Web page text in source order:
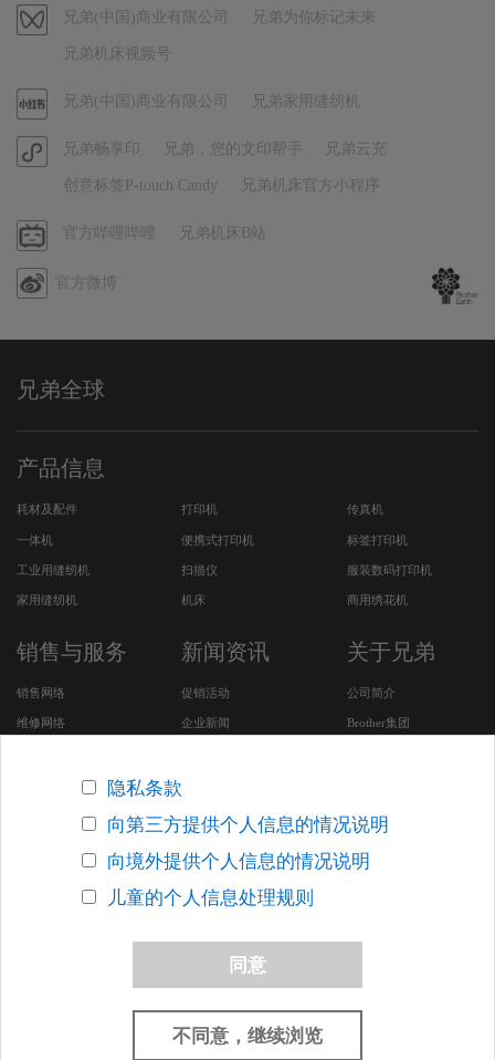
音
视
频
兄弟(中国)商业有限公司 兄弟为你标记未来
兄弟机床视频号
官
小
红
兄弟(中国)商业有限公司 兄弟家用缝纫机
官
方
程
兄弟畅享印 兄弟，您的文印帮手 兄弟云充
创意标签P-touch Candy 兄弟机床官方小程序
哔
哔
官方哔哩哔哩 兄弟机床B站
官方微博
兄弟全球
产品信息
耗材及配件 打印机 传真机
一体机 便携式打印机 标签打印机
工业用缝纫机 扫描仪 服装数码打印机
家用缝纫机 机床 商用绣花机
销售与服务
销售网络
维修网络
安全问题支持
新闻资讯
促销活动
企业新闻
关于兄弟
公司简介
Brother集团
Brother SDGs Story (英
文版网站)
其他在华企业
关于网络隐私条款
沪ICP备05053924号-7
沪公网安备 31010502000388号
网络社会征信网
上海市市场监督管理局
©2005-2026 Brother(China), Ltd. All Rights Reserved.
隐私条款
向第三方提供个人信息的情况说明
向境外提供个人信息的情况说明
儿童的个人信息处理规则
同意
不同意，继续浏览